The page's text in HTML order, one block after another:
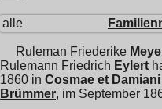
alle
Ruleman Friederike
Rulemann Friedrich Eylert
1860 in Cosmae et
Brümmer, im September